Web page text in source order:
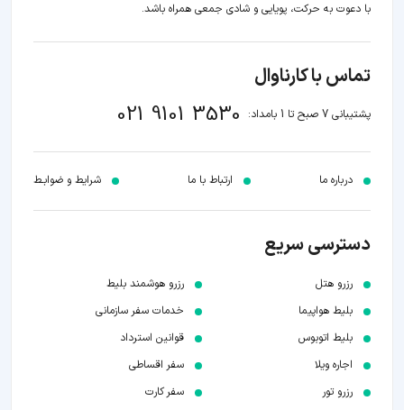
با دعوت به حرکت، پویایی و شادی جمعی همراه باشد.
تماس با کارناوال
پشتیبانی 7 صبح تا 1 بامداد: 021 9101 3530
درباره ما ارتباط با ما شرایط و ضوابـط
دسترسی سریع
رزرو هتل
بلیط هواپیما
بلیط اتوبوس
اجاره ویلا
رزرو تور
رزرو هوشمند بلیط
خدمات سفر سازمانی
قوانین استرداد
سفر اقساطی
سفر کارت